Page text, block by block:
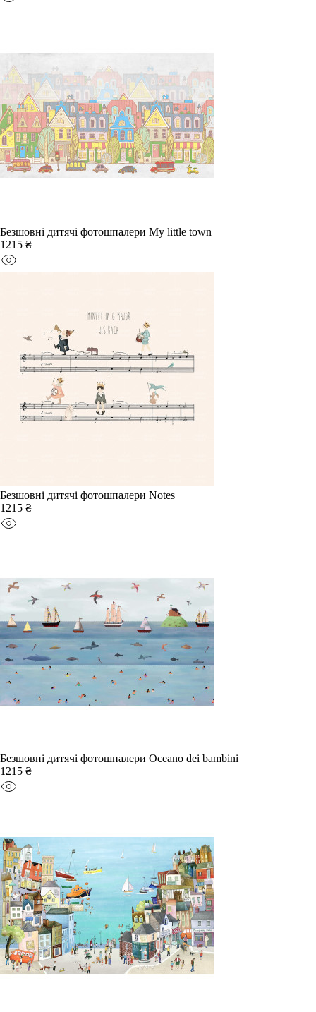
Безшовні дитячі фотошпалери My little town
1215 ₴
Безшовні дитячі фотошпалери Notes
1215 ₴
Безшовні дитячі фотошпалери Oceano dei bambini
1215 ₴